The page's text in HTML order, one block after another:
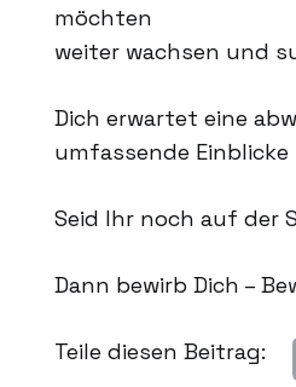
möchten
weiter wachsen und
Dich erwartet eine
umfassende Einblicke
Seid Ihr noch auf der
Dann bewirb Dich –
Teile diesen Beitrag: